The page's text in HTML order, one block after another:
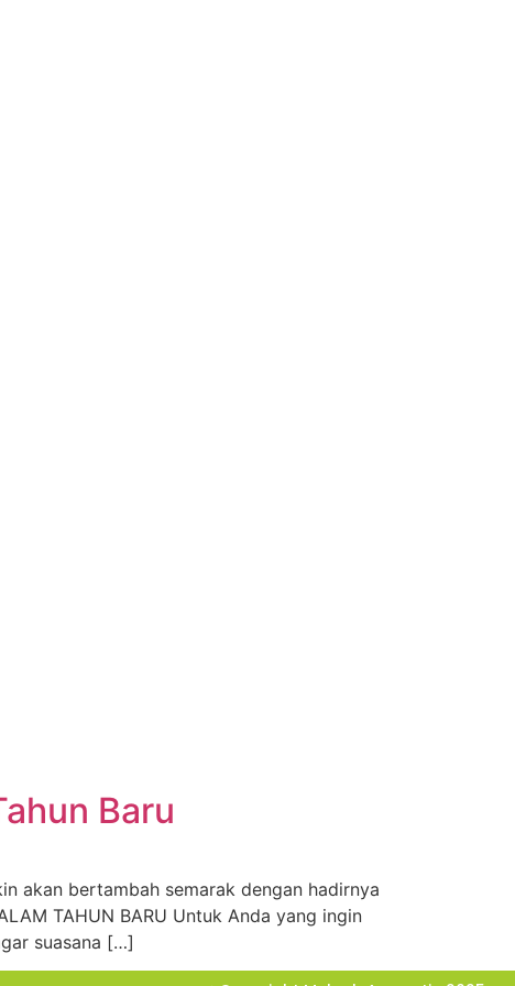
Baru
akan bertambah semarak dengan hadirnya
TAHUN BARU Untuk Anda yang ingin
suasana […]